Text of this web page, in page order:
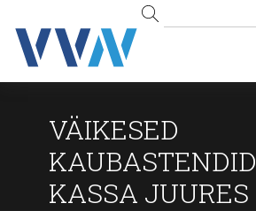
VÄIKESED
KAUBASTENDID
KASSA JUURES